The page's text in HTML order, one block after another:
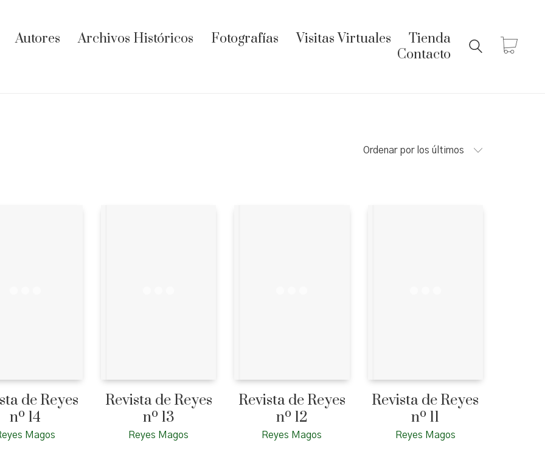
Autores Archivos Históricos Fotografías Visitas Virtuales
Tienda
Contacto
Ordenar por los últimos
de Reyes
nº 14
Magos
Revista de Reyes
nº 13
Reyes Magos
Revista de Reyes
nº 12
Reyes Magos
Revista de Reyes
nº 11
Reyes Magos